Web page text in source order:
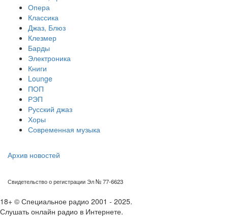
Опера
Классика
Джаз, Блюз
Клезмер
Барды
Электроника
Книги
Lounge
ПОП
РЭП
Русский джаз
Хоры
Современная музыка
Архив новостей
Свидетельство о регистрации Эл № 77-6623
18+ © Специальное радио 2001 - 2025.
Слушать онлайн радио в Интернете.